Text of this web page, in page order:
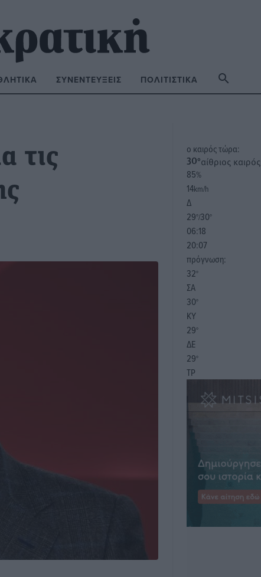
ΣΥΝΕΝΤΕΎΞΕΙΣ ΠΟΛΙΤΙΣΤΙΚΆ
τις
o καιρός τώρα:
30°αίθριος καιρός
85%
14km/h
Δ
29°/30°
06:18
20:07
πρόγνωση:
32°
ΣΑ
30°
ΚΥ
29°
ΔΕ
29°
ΤΡ